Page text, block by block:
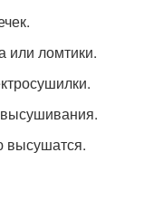
или ломтики.
высушатся.